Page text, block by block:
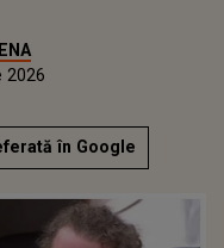
2026
în Google